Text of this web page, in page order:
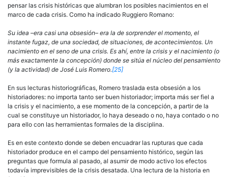
pensar las crisis históricas que alumbran los posibles nacimientos en el
marco de cada crisis. Como ha indicado Ruggiero Romano:
Su idea –era casi una obsesión– era la de sorprender el momento, el
instante fugaz, de una sociedad, de situaciones, de acontecimientos. Un
nacimiento en el seno de una crisis. Es ahí, entre la crisis y el nacimiento (o
más exac­tamente la concepción) donde se sitúa el núcleo del pensamiento
(y la activi­dad) de José Luis Romero.[25]
En sus lecturas historiográficas, Romero traslada esta obsesión a los
historiadores: no importa tanto ser buen historiador; importa más ser fiel a
la crisis y el nacimiento, a ese momento de la concepción, a partir de la
cual se constituye un historiador, lo haya deseado o no, haya con­tado o no
para ello con las herramientas formales de la disciplina.
Es en este contexto donde se deben encuadrar las rupturas que cada
historiador produce en el campo del pensamiento histórico, se­gún las
preguntas que formula al pasado, al asumir de modo activo los efectos
todavía imprevisibles de la crisis desatada. Una lectura de la historia en